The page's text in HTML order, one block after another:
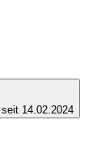
14.02.2024